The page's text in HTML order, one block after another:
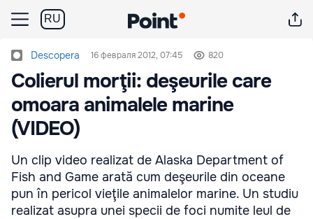
RU
Descopera 16 февраля 2012, 07:45 820
Colierul morţii: deşeurile care
omoara animalele marine
(VIDEO)
Un clip video realizat de Alaska Department of
Fish and Game arată cum deşeurile din oceane
pun în pericol vieţile animalelor marine. Un studiu
realizat asupra unei specii de foci numite leul de